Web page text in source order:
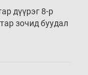
дүүрэг 8-р
зочид буудал